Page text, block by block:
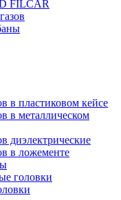
FILCAR
в пластиковом кейсе
в металлическом
диэлектрические
в ложементе
головки